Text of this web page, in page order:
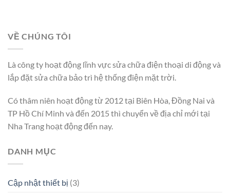
VỀ CHÚNG TÔI
Là công ty hoạt động lĩnh vực sửa chữa điện thoại di động và
lắp đặt sửa chữa bảo trì hệ thống điện mặt trời.
Có thâm niên hoạt động từ 2012 tại Biên Hòa, Đồng Nai và
TP Hồ Chí Minh và đến 2015 thì chuyển về địa chỉ mới tại
Nha Trang hoạt động đến nay.
DANH MỤC
Cập nhật thiết bị (3)